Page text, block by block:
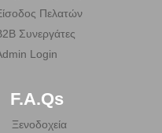
Πελατών
Συνεργάτες
Login
F.A.Qs
Ξενοδοχεία